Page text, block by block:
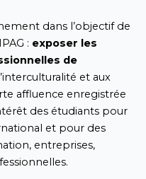
dans l’objectif de
: exposer les
de
et aux
affluence enregistrée
des étudiants pour
et pour des
entreprises,